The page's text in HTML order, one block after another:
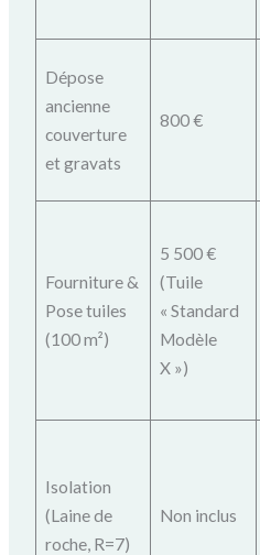
Dépose
ancienne
couverture
et gravats
800 €
Fourniture &
Pose tuiles
(100 m²)
5 500 €
(Tuile
« Standard
Modèle
X »)
Isolation
(Laine de
roche, R=7)
Non inclus